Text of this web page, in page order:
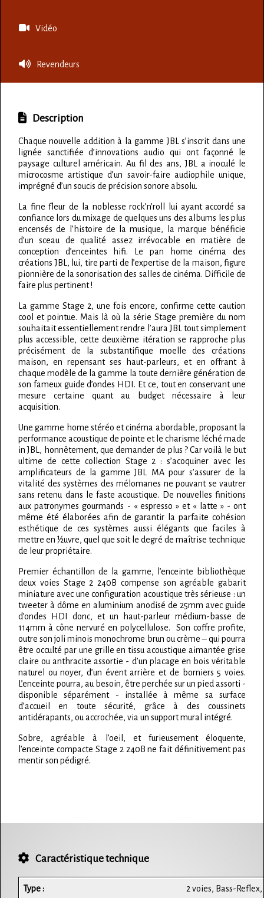
Vidéo
Revendeurs
Description
Chaque nouvelle addition à la gamme JBL s’inscrit dans une
lignée sanctifiée d’innovations audio qui ont façonné le
paysage culturel américain. Au fil des ans, JBL a inoculé le
microcosme artistique d’un savoir-faire audiophile unique,
imprégné d’un soucis de précision sonore absolu.
La fine fleur de la noblesse rock’n’roll lui ayant accordé sa
confiance lors du mixage de quelques uns des albums les plus
encensés de l’histoire de la musique, la marque bénéficie
d’un sceau de qualité assez irrévocable en matière de
conception d’enceintes hifi. Le pan home cinéma des
créations JBL, lui, tire parti de l’expertise de la maison, figure
pionnière de la sonorisation des salles de cinéma. Difficile de
faire plus pertinent !
La gamme Stage 2, une fois encore, confirme cette caution
cool et pointue. Mais là où la série Stage première du nom
souhaitait essentiellement rendre l’aura JBL tout simplement
plus accessible, cette deuxième itération se rapproche plus
précisément de la substantifique moelle des créations
maison, en repensant ses haut-parleurs, et en offrant à
chaque modèle de la gamme la toute dernière génération de
son fameux guide d’ondes HDI. Et ce, tout en conservant une
mesure certaine quant au budget nécessaire à leur
acquisition.
Une gamme home stéréo et cinéma abordable, proposant la
performance acoustique de pointe et le charisme léché made
in JBL, honnêtement, que demander de plus ? Car voilà le but
ultime de cette collection Stage 2 : s’acoquiner avec les
amplificateurs de la gamme JBL MA pour s’assurer de la
vitalité des systèmes des mélomanes ne pouvant se vautrer
sans retenu dans le faste acoustique. De nouvelles finitions
aux patronymes gourmands - « espresso » et « latte » - ont
même été élaborées afin de garantir la parfaite cohésion
esthétique de ces systèmes aussi élégants que faciles à
mettre en ½uvre, quel que soit le degré de maîtrise technique
de leur propriétaire.
Premier échantillon de la gamme, l’enceinte bibliothèque
deux voies Stage 2 240B compense son agréable gabarit
miniature avec une configuration acoustique très sérieuse : un
tweeter à dôme en aluminium anodisé de 25mm avec guide
d’ondes HDI donc, et un haut-parleur médium-basse de
114mm à cône nervuré en polycellulose. Son coffre profite,
outre son joli minois monochrome brun ou crème – qui pourra
être occulté par une grille en tissu acoustique aimantée grise
claire ou anthracite assortie - d’un placage en bois véritable
naturel ou noyer, d’un évent arrière et de borniers 5 voies.
L’enceinte pourra, au besoin, être perchée sur un pied assorti -
disponible séparément - installée à même sa surface
d’accueil en toute sécurité, grâce à des coussinets
antidérapants, ou accrochée, via un support mural intégré.
Sobre, agréable à l’oeil, et furieusement éloquente,
l’enceinte compacte Stage 2 240B ne fait définitivement pas
mentir son pédigré.
Caractéristique technique
Type : 2 voies, Bass-